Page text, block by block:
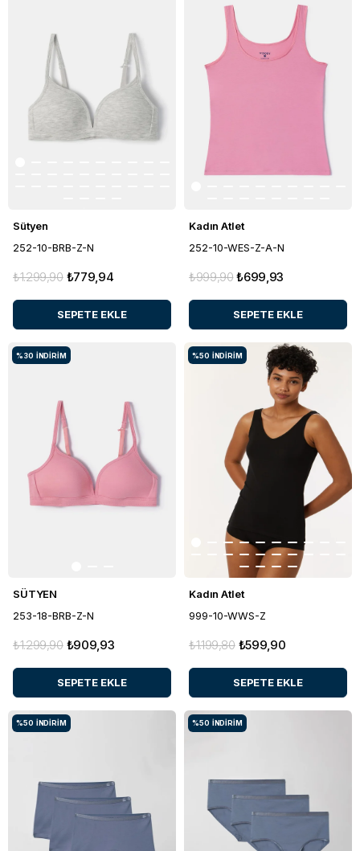
Sütyen
252-10-BRB-Z-N
₺779,94
₺1.299,90
SEPETE EKLE
Kadın Atlet
252-10-WES-Z-A-N
₺699,93
₺999,90
SEPETE EKLE
SÜTYEN
253-18-BRB-Z-N
₺909,93
₺1.299,90
SEPETE EKLE
%30 İNDIRIM
Kadın Atlet
999-10-WWS-Z
₺599,90
₺1.199,80
SEPETE EKLE
%50 İNDIRIM
%50 İNDIRIM %50 İNDIRIM